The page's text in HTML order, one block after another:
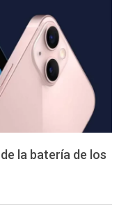
la batería de los